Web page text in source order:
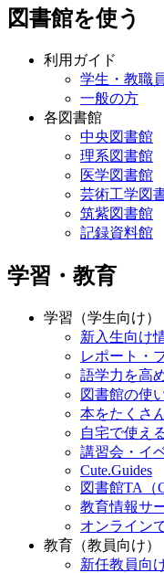
図書館を使う
利用ガイド
学生・教職
一般の方
各図書館
中央図書館
理系図書館
医学図書館
芸術工学図
筑紫図書館
記録資料館
学習・教育
学習（学生向け）
新入生向け
レポート・
語学力を高
図書館の使
本をたくさ
自宅で使え
講習会・イ
Cute.Guides
図書館TA（
教育情報サ
オンライン
教育（教員向け）
新任教員向